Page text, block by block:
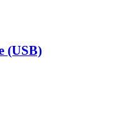
(USB)